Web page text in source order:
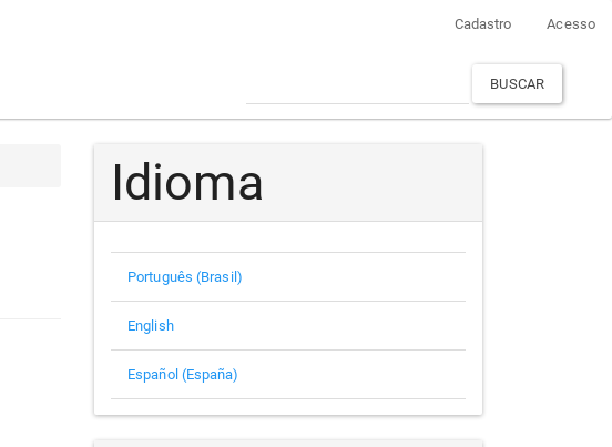
Cadastro Acesso
BUSCAR
Idioma
Português (Brasil)
English
Español (España)